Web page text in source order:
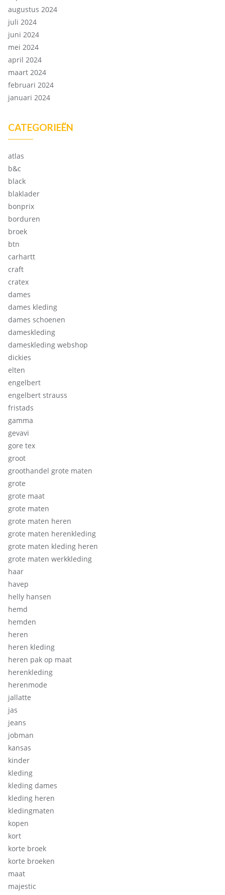
augustus 2024
juli 2024
juni 2024
mei 2024
april 2024
maart 2024
februari 2024
januari 2024
CATEGORIEËN
atlas
b&c
black
blaklader
bonprix
borduren
broek
btn
carhartt
craft
cratex
dames
dames kleding
dames schoenen
dameskleding
dameskleding webshop
dickies
elten
engelbert
engelbert strauss
fristads
gamma
gevavi
gore tex
groot
groothandel grote maten
grote
grote maat
grote maten
grote maten heren
grote maten herenkleding
grote maten kleding heren
grote maten werkkleding
haar
havep
helly hansen
hemd
hemden
heren
heren kleding
heren pak op maat
herenkleding
herenmode
jallatte
jas
jeans
jobman
kansas
kinder
kleding
kleding dames
kleding heren
kledingmaten
kopen
kort
korte broek
korte broeken
maat
majestic